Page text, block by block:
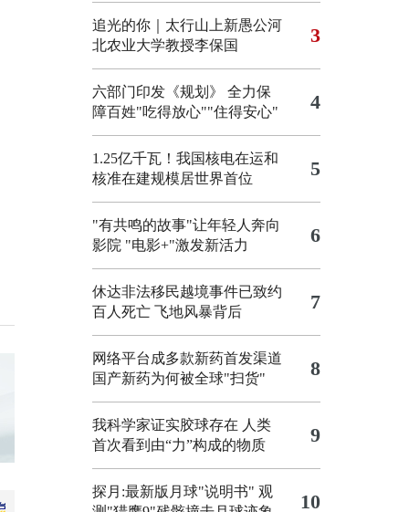
追光的你｜太行山上新愚公河
北农业大学教授李保国
3
六部门印发《规划》 全力保
障百姓"吃得放心""住得安心"
4
1.25亿千瓦！我国核电在运和
核准在建规模居世界首位
5
"有共鸣的故事"让年轻人奔向
影院 "电影+"激发新活力 6
休达非法移民越境事件已致约
百人死亡 飞地风暴背后 7
网络平台成多款新药首发渠道
国产新药为何被全球"扫货"
8
我科学家证实胶球存在 人类
首次看到由“力”构成的物质
9
探月:最新版月球"说明书" 观
10